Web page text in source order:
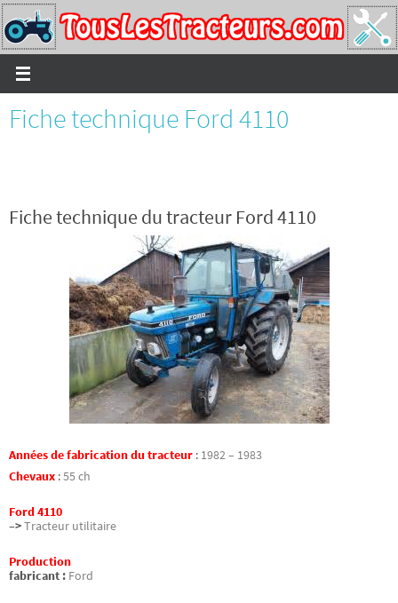
Passer
vers
le
contenu
Fiche technique Ford 4110
Fiche technique du tracteur Ford 4110
Années de fabrication du tracteur : 1982 – 1983
Chevaux :55 ch
Ford 4110
–>Tracteur utilitaire
Production
fabricant : Ford